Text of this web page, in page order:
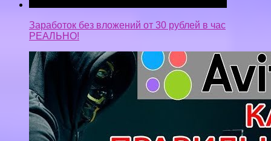
Заработок без вложений от 30 рублей в час
РЕАЛЬНО!